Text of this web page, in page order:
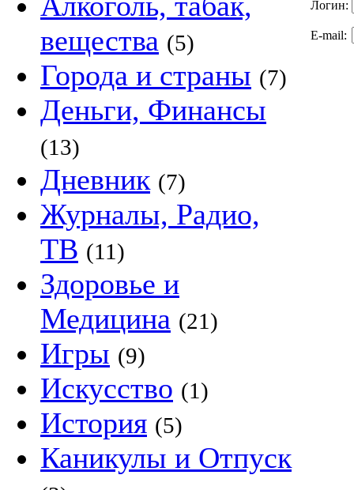
вещества (5)
Города и страны (7)
Деньги, Финансы
(13)
Дневник (7)
Журналы, Радио,
ТВ (11)
Здоровье и
Медицина (21)
Игры (9)
Искусство (1)
История (5)
Каникулы и Отпуск
Логин:
E-mail: